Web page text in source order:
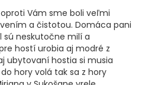
Vám sme boli veľmi
a čistotou. Domáca pani
sú neskutočne milí a
hostí urobia aj modré z
ubytovaní hostia si musia
hory volá tak sa z hory